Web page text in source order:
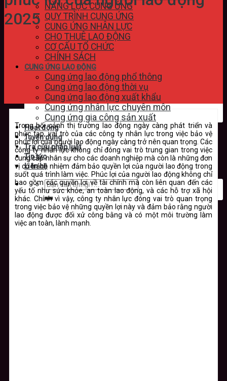
NĂNG LỰC CUNG ỨNG
QUY TRÌNH CUNG ỨNG
CUNG ỨNG NHÂN LỰC
CHO THUÊ LAO ĐỘNG
CƠ CẤU TỔ CHỨC
CHÍNH SÁCH
CUNG ỨNG LAO ĐỘNG
Cung ứng lao động phổ thông
Cung ứng lao động thời vụ
Cung ứng lao động xuất khẩu
Cung ứng nhân lực chuyên môn
Cung ứng gia công sản xuất
Hoạt động
Tuyển dụng
Tra cứu pháp luật
Tin tức
Liên hệ
2025
Trong bối cảnh thị trường lao động ngày càng phát triển và
phức tạp, vai trò của các công ty nhân lực trong việc bảo vệ
phúc lợi của người lao động ngày càng trở nên quan trọng. Các
công ty nhân lực không chỉ đóng vai trò trung gian trong việc
cung cấp nhân sự cho các doanh nghiệp mà còn là những đơn
vị có trách nhiệm đảm bảo quyền lợi của người lao động trong
suốt quá trình làm việc. Phúc lợi của người lao động không chỉ
bao gồm các quyền lợi về tài chính mà còn liên quan đến các
yếu tố như sức khỏe, an toàn lao động, và các hỗ trợ xã hội
khác. Chính vì vậy, công ty nhân lực đóng vai trò quan trọng
trong việc bảo vệ những quyền lợi này và đảm bảo rằng người
lao động được đối xử công bằng và có một môi trường làm
việc an toàn, lành mạnh.